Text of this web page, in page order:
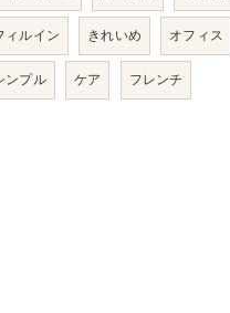
ィルイン きれいめ オフィス
ンプル ケア フレンチ